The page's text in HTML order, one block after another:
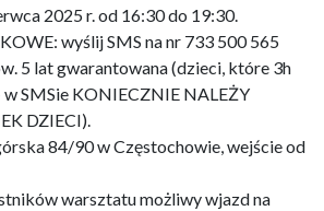
2025 r. od 16:30 do 19:30.
wyślij SMS na nr 733 500 565
5 lat gwarantowana (dzieci, które 3h
w SMSie KONIECZNIE NALEŻY
DZIECI).
84/90 w Częstochowie, wejście od
warsztatu możliwy wjazd na